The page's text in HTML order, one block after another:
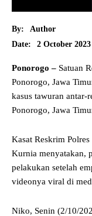
By:
Author
Date:
2 October 2023
Ponorogo – Satuan
Ponorogo, Jawa
kasus tawuran antar-
Ponorogo, Jawa
Kasat Reskrim
Kurnia menyatakan,
pelakukan setelah
videonya viral di
Niko, Senin (2/10/